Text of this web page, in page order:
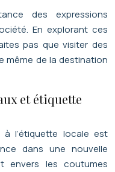
des expressions
En explorant ces
pas que visiter des
même de la destination
et étiquette
l’étiquette locale est
dans une nouvelle
envers les coutumes